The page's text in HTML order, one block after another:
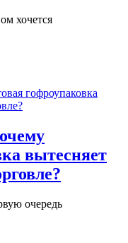
хочется
вытесняет
очередь